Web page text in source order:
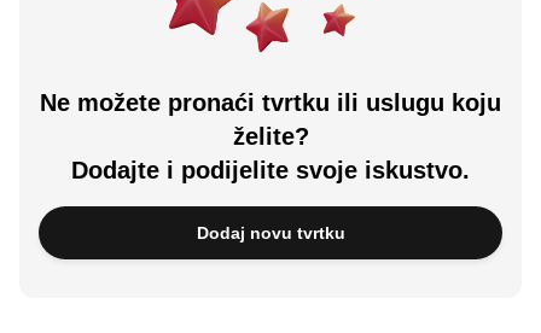
Ne možete pronaći tvrtku ili uslugu koju
želite?
Dodajte i podijelite svoje iskustvo.
Dodaj novu tvrtku